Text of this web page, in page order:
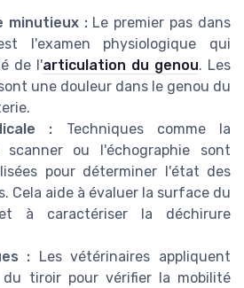
minutieux :Le premier pas dans
l'examen physiologique qui
de l'articulation du genou. Les
une douleur dans le genou du
: Techniques comme la
scanner ou l'échographie sont
pour déterminer l'état des
Cela aide à évaluer la surface du
à caractériser la déchirure
: Les vétérinaires appliquent
tiroir pour vérifier la mobilité